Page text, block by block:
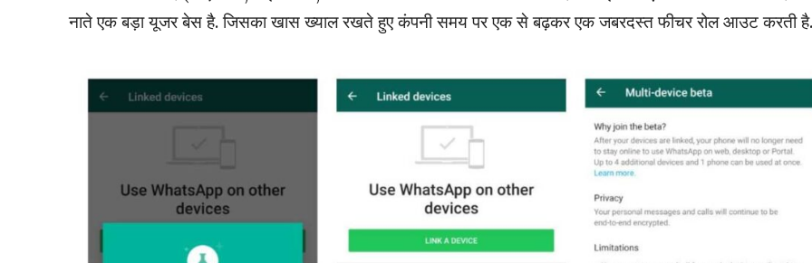
नाते एक बड़ा यूजर बेस है. जिसका खास ख्याल रखते हुए कंपनी समय पर एक से बढ़कर एक जबरदस्त फीचर रोल आउट करती है.